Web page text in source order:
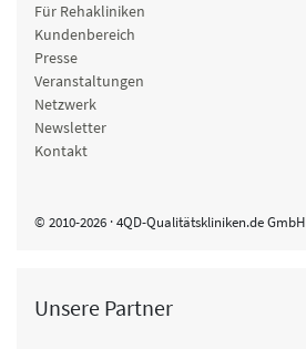
Für Rehakliniken
Kundenbereich
Presse
Veranstaltungen
Netzwerk
Newsletter
Kontakt
© 2010-2026 · 4QD-Qualitätskliniken.de GmbH
Unsere Partner